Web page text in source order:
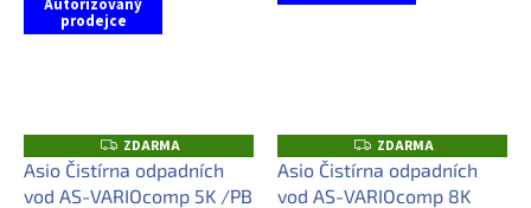
Autorizovaný
prodejce
Z
D
A
R
ZDARMA
Asio Čistírna odpadních
vod AS-VARIOcomp 5K /PB
Z
D
A
R
ZDARMA
Asio Čistírna odpadních
vod AS-VARIOcomp 8K